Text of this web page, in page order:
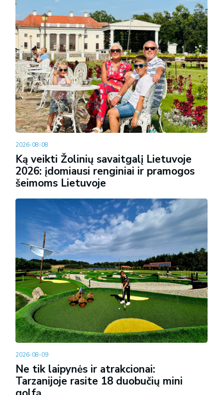
2026-08-08
Ką veikti Žolinių savaitgalį Lietuvoje
2026: įdomiausi renginiai ir pramogos
šeimoms Lietuvoje
2026-08-09
Ne tik laipynės ir atrakcionai:
Tarzanijoje rasite 18 duobučių mini